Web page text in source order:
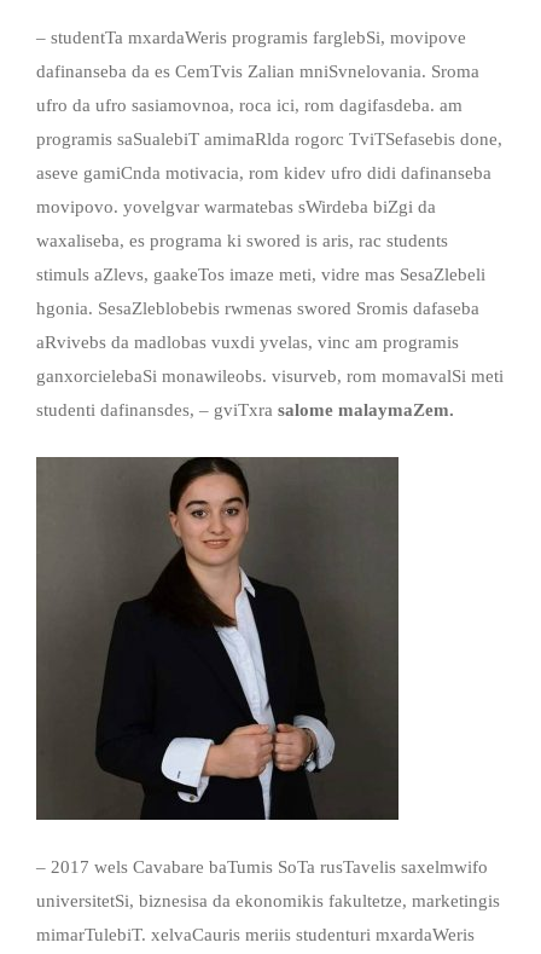
– studentTa mxardaWeris programis farglebSi, movipove
dafinanseba da es CemTvis Zalian mniSvnelovania. Sroma
ufro da ufro sasiamovnoa, roca ici, rom dagifasdeba. am
programis saSualebiT amimaRlda rogorc TviTSefasebis done,
aseve gamiCnda motivacia, rom kidev ufro didi dafinanseba
movipovo. yovelgvar warmatebas sWirdeba biZgi da
waxaliseba, es programa ki swored is aris, rac students
stimuls aZlevs, gaakeTos imaze meti, vidre mas SesaZlebeli
hgonia. SesaZleblobebis rwmenas swored Sromis dafaseba
aRvivebs da madlobas vuxdi yvelas, vinc am programis
ganxorcielebaSi monawileobs. visurveb, rom momavalSi meti
studenti dafinansdes, – gviTxra salome malaymaZem.
– 2017 wels Cavabare baTumis SoTa rusTavelis saxelmwifo
universitetSi, biznesisa da ekonomikis fakultetze, marketingis
mimarTulebiT. xelvaCauris meriis studenturi mxardaWeris